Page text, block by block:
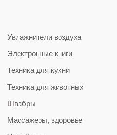
Увлажнители воздуха
Электронные книги
Техника для кухни
Техника для животных
Швабры
Массажеры, здоровье